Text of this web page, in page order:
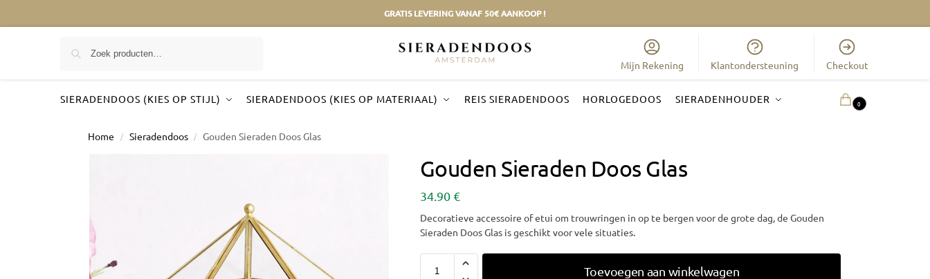
GRATIS LEVERING VANAF 50€ AANKOOP !
Mijn Rekening Klantondersteuning Checkout
SIERADENDOOS (KIES OP STIJL) SIERADENDOOS (KIES OP MATERIAAL) REIS SIERADENDOOS HORLOGEDOOS SIERADENHOUDER 0
Home / Sieradendoos / Gouden Sieraden Doos Glas
Gouden Sieraden Doos Glas
34.90€
Decoratieve accessoire of etui om trouwringen in op te bergen voor de grote dag, de Gouden
Sieraden Doos Glas is geschikt voor vele situaties.
Toevoegen aan winkelwagen